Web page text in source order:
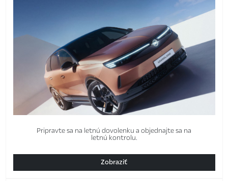
Pripravte sa na letnú dovolenku a objednajte sa na
letnú kontrolu.
Zobraziť